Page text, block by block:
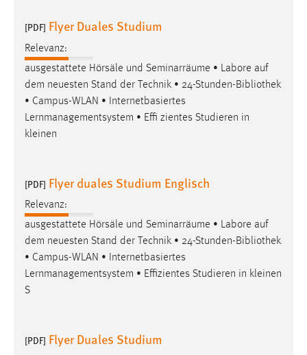
[PDF] Flyer Duales Studium
Relevanz:
ausgestattete Hörsäle und Seminarräume • Labore auf
dem neuesten Stand der Technik • 24-Stunden-Bibliothek
• Campus-WLAN • Internetbasiertes
Lernmanagementsystem • Effi zientes Studieren in
kleinen
[PDF] Flyer duales Studium Englisch
Relevanz:
ausgestattete Hörsäle und Seminarräume • Labore auf
dem neuesten Stand der Technik • 24-Stunden-Bibliothek
• Campus-WLAN • Internetbasiertes
Lernmanagementsystem • Effizientes Studieren in kleinen
S
[PDF] Flyer Duales Studium